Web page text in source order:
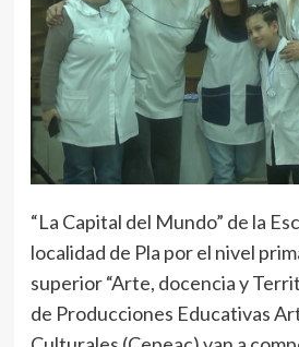
“La Capital del Mundo” de la
localidad de Pla por el nivel
superior “Arte, docencia y
de Producciones Educativas